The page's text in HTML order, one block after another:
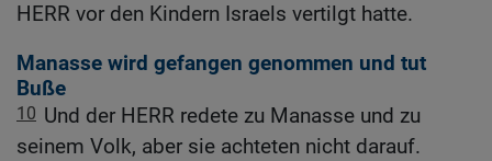
HERR vor den Kindern Israels vertilgt hatte.
Manasse wird gefangen genommen und tut
Buße
10 Und der HERR redete zu Manasse und zu
seinem Volk, aber sie achteten nicht darauf.